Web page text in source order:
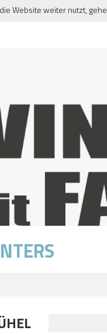
Website weiter nutzt,